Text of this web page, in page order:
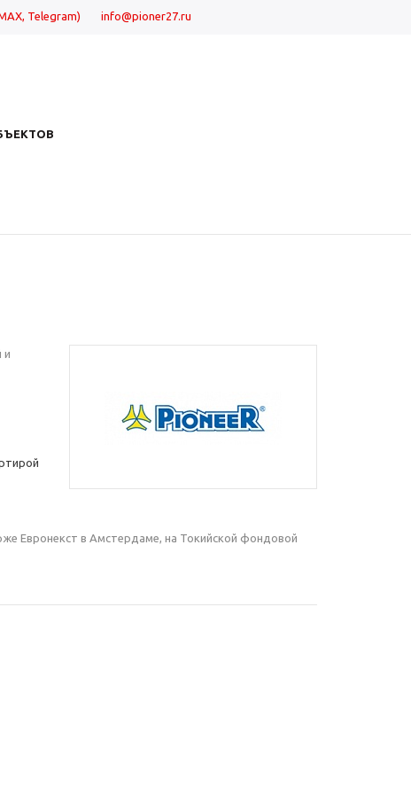
Telegram) info@pioner27.ru
и
Евронекст в Амстердаме, на Токийской фондовой